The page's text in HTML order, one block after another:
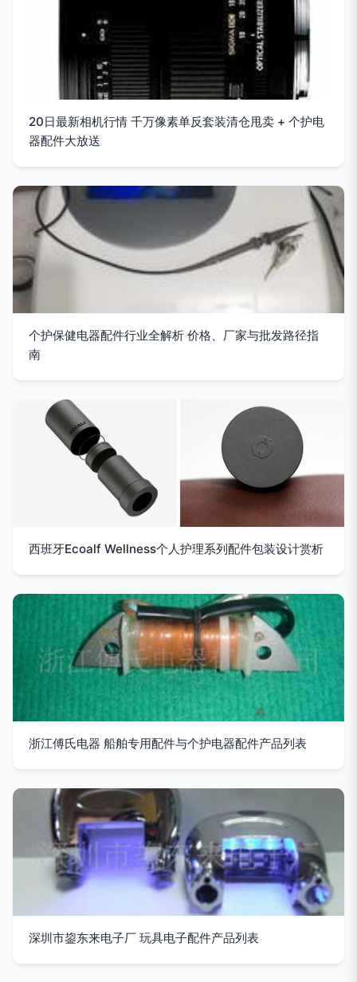
20日最新相机行情 千万像素单反套装清仓甩卖 + 个护电
器配件大放送
个护保健电器配件行业全解析 价格、厂家与批发路径指
南
西班牙Ecoalf Wellness个人护理系列配件包装设计赏析
浙江傅氏电器 船舶专用配件与个护电器配件产品列表
深圳市鋆东来电子厂 玩具电子配件产品列表